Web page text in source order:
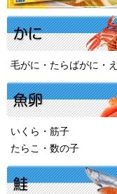
毛がに・たらばがに・
いくら・筋子
たらこ・数の子